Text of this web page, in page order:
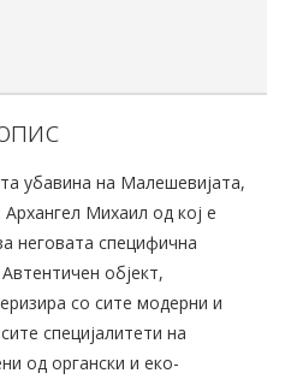
убавина на Малешевијата,
Михаил од кој е
неговата специфична
објект,
со сите модерни и
специјалитети на
од органски и еко-